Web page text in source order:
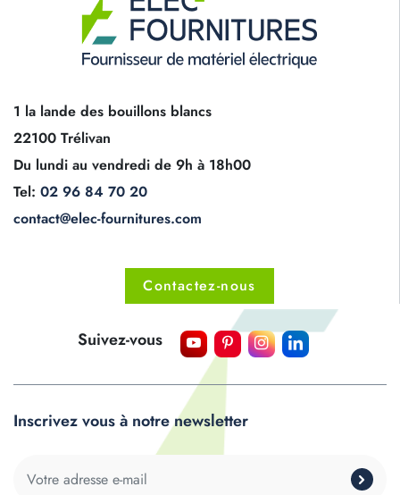
1 la lande des bouillons blancs
22100 Trélivan
Du lundi au vendredi de 9h à 18h00
Tel: 02 96 84 70 20
contact@elec-fournitures.com
Contactez-nous
Suivez-vous
Inscrivez vous à notre newsletter